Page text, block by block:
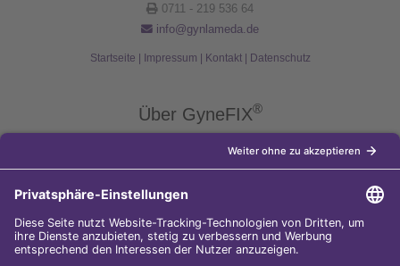
0711 - 219 536 64
info@gynlameda.de
Startseite | Impressum | Kontakt| Datenschutz
Über GyneFIX®
Die Kupferkette GyneFIX®bietet als Weiterentwicklung der
Kupferspirale Frauen jeden Alters eine moderne Verhütungsmethode
Sie wird wie eine konventionelle Spirale in die Gebärmutterhöhle
eingeführt und sorgt für einen langfristigen und sicheren